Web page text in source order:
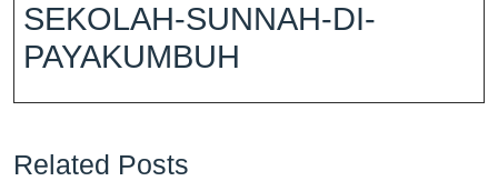
SEKOLAH-SUNNAH-DI-
PAYAKUMBUH
Related Posts